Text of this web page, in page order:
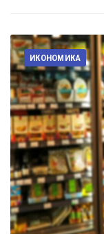
ИКОНОМИКА